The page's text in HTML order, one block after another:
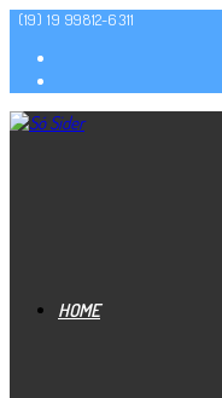
(19) 19 99812-6311
HOME